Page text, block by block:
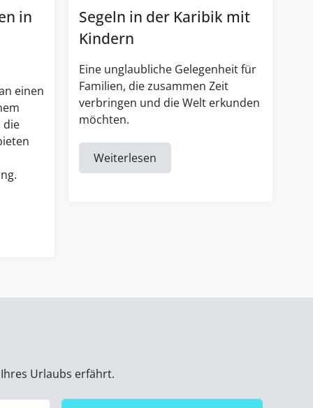
in
einen
die
Segeln in der Karibik mit
Kindern
Eine unglaubliche Gelegenheit für
Familien, die zusammen Zeit
verbringen und die Welt erkunden
möchten.
Weiterlesen
Urlaubs erfährt.